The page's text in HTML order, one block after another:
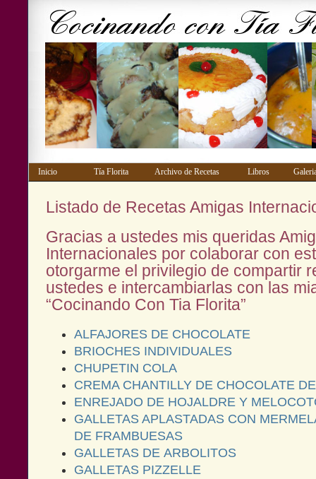
Inicio Tía Florita Archivo de Recetas Libros
Listado de Recetas Amigas
Gracias a ustedes mis queridas
Internacionales por colaborar con
otorgarme el privilegio de compartir
ustedes e intercambiarlas con las
“Cocinando Con Tia Florita”
ALFAJORES DE CHOCOLATE
BRIOCHES INDIVIDUALES
CHUPETIN COLA
CREMA CHANTILLY DE CHOCOLATE
ENREJADO DE HOJALDRE Y
GALLETAS APLASTADAS CON
DE FRAMBUESAS
GALLETAS DE ARBOLITOS
GALLETAS PIZZELLE